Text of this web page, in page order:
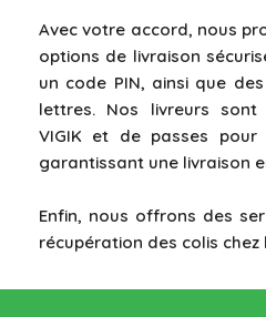
Avec votre accord, nous
options de livraison
un code PIN, ainsi que
lettres. Nos livreurs sont
VIGIK et de passes
garantissant une livraison
Enfin, nous offrons des
récupération des colis chez